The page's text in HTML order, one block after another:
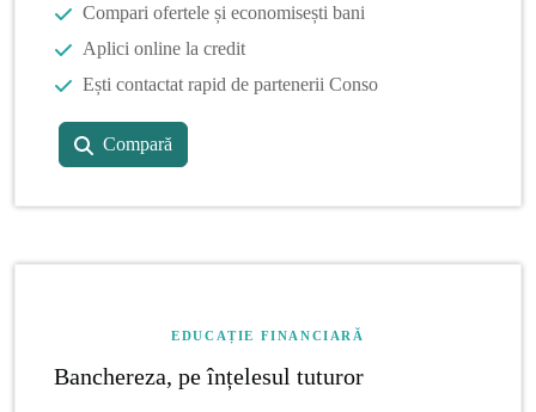
Compari ofertele și economisești bani
Aplici online la credit
Ești contactat rapid de partenerii Conso
Compară
EDUCAȚIE FINANCIARĂ
Banchereza, pe înțelesul tuturor